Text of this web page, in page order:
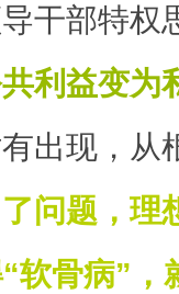
干部特权
利益变为
出现，从
问题，理
软骨病”，